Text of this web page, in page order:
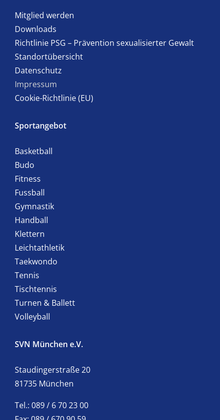
Mitglied werden
Downloads
Richtlinie PSG – Prävention sexualisierter Gewalt
Standortübersicht
Datenschutz
Impressum
Cookie-Richtlinie (EU)
Sportangebot
Basketball
Budo
Fitness
Fussball
Gymnastik
Handball
Klettern
Leichtathletik
Taekwondo
Tennis
Tischtennis
Turnen & Ballett
Volleyball
SVN München e.V.
Staudingerstraße 20
81735 München
Tel.: 089 / 6 70 23 00